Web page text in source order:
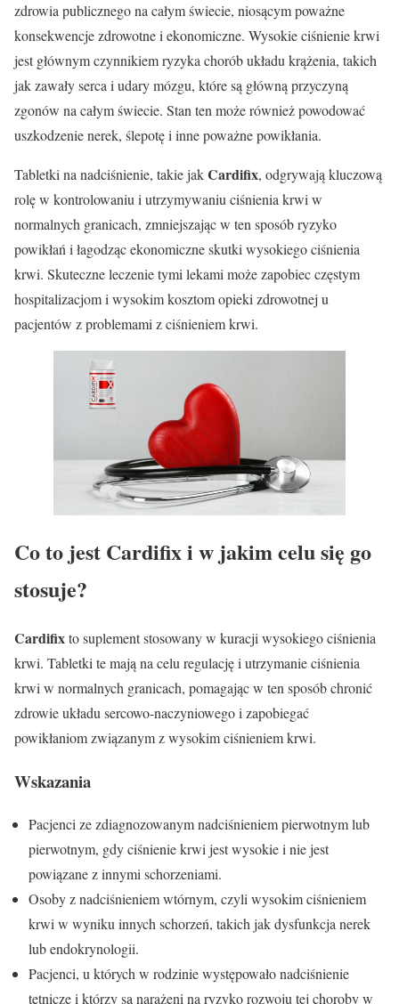
zdrowia publicznego na całym świecie, niosącym poważne
konsekwencje zdrowotne i ekonomiczne. Wysokie ciśnienie krwi
jest głównym czynnikiem ryzyka chorób układu krążenia, takich
jak zawały serca i udary mózgu, które są główną przyczyną
zgonów na całym świecie. Stan ten może również powodować
uszkodzenie nerek, ślepotę i inne poważne powikłania.
Tabletki na nadciśnienie, takie jakCardifix, odgrywają kluczową
rolę w kontrolowaniu i utrzymywaniu ciśnienia krwi w
normalnych granicach, zmniejszając w ten sposób ryzyko
powikłań i łagodząc ekonomiczne skutki wysokiego ciśnienia
krwi. Skuteczne leczenie tymi lekami może zapobiec częstym
hospitalizacjom i wysokim kosztom opieki zdrowotnej u
pacjentów z problemami z ciśnieniem krwi.
Co to jest Cardifixi w jakim celu się go
stosuje?
Cardifixto suplement stosowany w kuracji wysokiego ciśnienia
krwi. Tabletki te mają na celu regulację i utrzymanie ciśnienia
krwi w normalnych granicach, pomagając w ten sposób chronić
zdrowie układu sercowo-naczyniowego i zapobiegać
powikłaniom związanym z wysokim ciśnieniem krwi.
Wskazania
Pacjenci ze zdiagnozowanym nadciśnieniem pierwotnym lub
pierwotnym, gdy ciśnienie krwi jest wysokie i nie jest
powiązane z innymi schorzeniami.
Osoby z nadciśnieniem wtórnym, czyli wysokim ciśnieniem
krwi w wyniku innych schorzeń, takich jak dysfunkcja nerek
lub endokrynologii.
Pacjenci, u których w rodzinie występowało nadciśnienie
tętnicze i którzy są narażeni na ryzyko rozwoju tej choroby w